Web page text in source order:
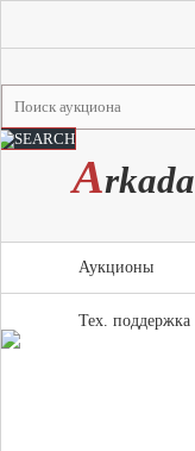
Arkada
Аукционы
Тех. поддержка